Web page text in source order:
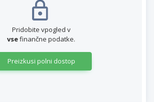
Pridobite vpogled v
vsefinančne podatke.
Preizkusi polni dostop